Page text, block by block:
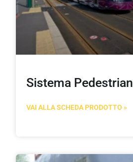
Sistema Pedestrian
VAI ALLA SCHEDA PRODOTTO »